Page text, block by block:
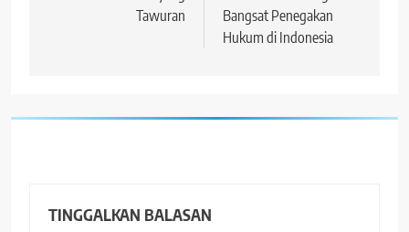
Tawuran
Bangsat Penegakan
Hukum di Indonesia
TINGGALKAN BALASAN